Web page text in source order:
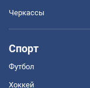
Черкассы
Спорт
Футбол
Хоккей